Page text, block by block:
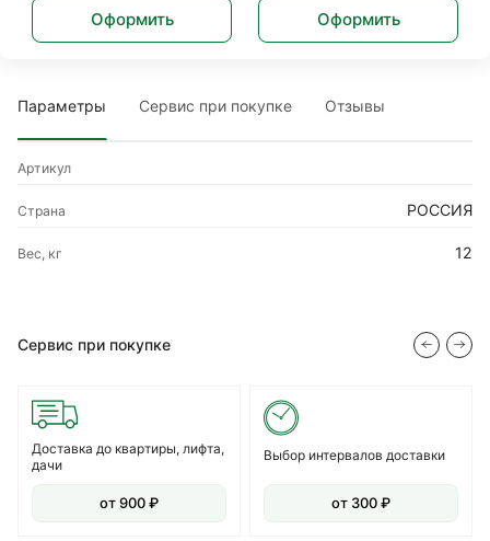
Оформить Оформить
Параметры Сервис при покупке Отзывы
Артикул
Страна РОССИЯ
Вес, кг 12
Сервис при покупке
Доставка до квартиры, лифта,
дачи
от 900 ₽
Выбор интервалов доставки
от 300 ₽